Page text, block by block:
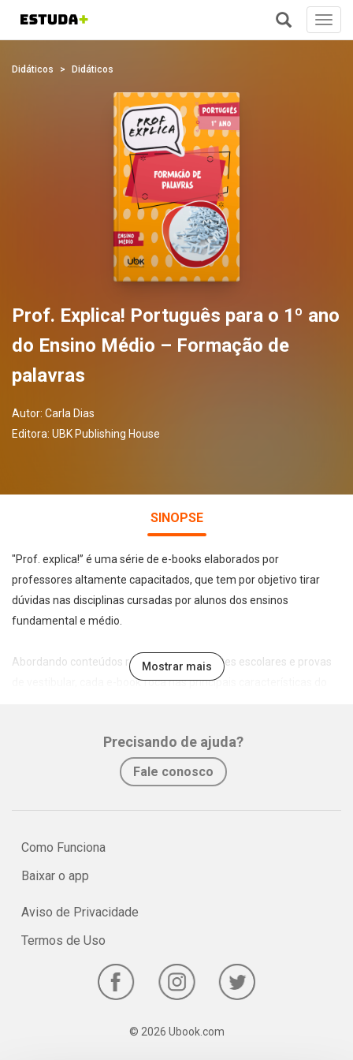
Didáticos Didáticos
Prof. Explica! Português para o 1º ano
do Ensino Médio – Formação de
palavras
Autor: Carla Dias
Editora: UBK Publishing House
SINOPSE
"Prof. explica!” é uma série de e-books elaborados por
professores altamente capacitados, que tem por objetivo tirar
dúvidas nas disciplinas cursadas por alunos dos ensinos
fundamental e médio.
Abordando conteúdos recorrentes em testes escolares e provas
de vestibular, cada e-book foca nas principais características do
No e-book "Prof. explica!” Português para o 1º ano do Ensino
Médio serão vistos pontos relevantes sobre os processos de
Mostrar mais
Precisando de ajuda?
Fale conosco
Como Funciona
Baixar o app
Aviso de Privacidade
Termos de Uso
© 2026 Ubook.com